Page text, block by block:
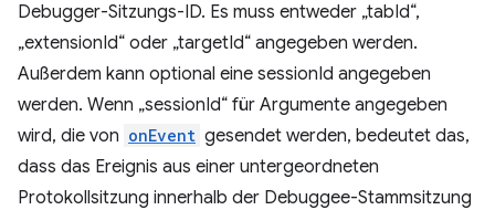
Debugger-Sitzungs-ID. Es muss entweder „tabId“,
„extensionId“ oder „targetId“ angegeben werden.
Außerdem kann optional eine sessionId angegeben
werden. Wenn „sessionId“ für Argumente angegeben
wird, die von onEvent gesendet werden, bedeutet das,
dass das Ereignis aus einer untergeordneten
Protokollsitzung innerhalb der Debuggee-Stammsitzung